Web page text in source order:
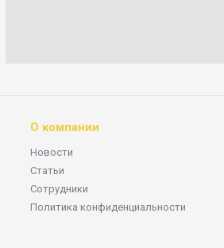
О компании
Новости
Статьи
Сотрудники
Политика конфиденциальности